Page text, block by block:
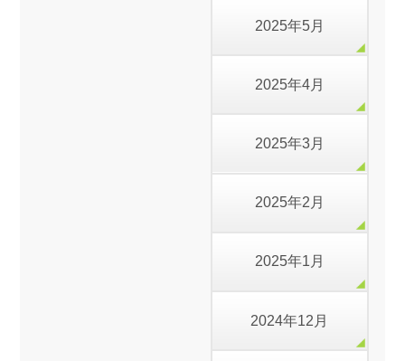
2025年5月
2025年4月
2025年3月
2025年2月
2025年1月
2024年12月